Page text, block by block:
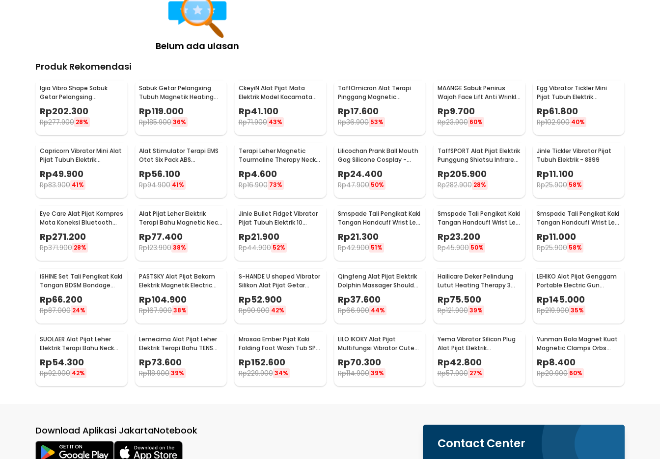
Belum ada ulasan
Produk Rekomendasi
Igia Vibro Shape Sabuk
Getar Pelangsing
Professional Slimming 55W
- MC0138
Rp202.300
Rp277.900 28%
Sabuk Getar Pelangsing
Tubuh Magnetik Heating
X5
Rp119.000
Rp185.90036%
CkeyiN Alat Pijat Mata
Elektrik Model Kacamata
Rp41.100
Rp71.900 43%
TaffOmicron Alat Terapi
Pinggang Magnetic
Tourmaline Nylon Size L
Rp17.600
Rp36.900 53%
MAANGE Sabuk Penirus
Wajah Face Lift Anti Wrinkle
Rp9.700
Rp23.900 60%
Egg Vibrator Tickler Mini
Pijat Tubuh Elektrik
Multifungsi with Remote -
11829
Rp61.800
Rp102.900 40%
Capricorn Vibrator Mini Alat
Pijat Tubuh Elektrik
Rp49.900
Rp83.900 41%
Alat Stimulator Terapi EMS
Otot Six Pack ABS
Abdominal Muscle - 068R2
Rp56.100
Rp94.900 41%
Terapi Leher Magnetic
Tourmaline Therapy Neck
Massager - DA-3484
Rp4.600
Rp16.900 73%
Lilicochan Prank Ball Mouth
Gag Silicone Cosplay -
Rp24.400
Rp47.900 50%
TaffSPORT Alat Pijat Elektrik
Punggung Shiatsu Infrared
Rp205.900
Rp282.900 28%
Jinle Tickler Vibrator Pijat
Tubuh Elektrik - 8899
Rp11.100
Rp25.900 58%
Eye Care Alat Pijat Kompres
Mata Koneksi Bluetooth
Rp271.200
Rp371.900 28%
Alat Pijat Leher Elektrik
Terapi Bahu Magnetic Neck
Rp77.400
Rp123.90038%
Jinle Bullet Fidget Vibrator
Pijat Tubuh Elektrik 10
Rp21.900
Rp44.900 52%
Smspade Tali Pengikat Kaki
Tangan Handcuff Wrist Leg
BDSM - PCT4
Rp21.300
Rp42.900 51%
Smspade Tali Pengikat Kaki
Tangan Handcuff Wrist Leg
BDSM - 00632
Rp23.200
Rp45.900 50%
Smspade Tali Pengikat Kaki
Tangan Handcuff Wrist Leg
Rp11.000
Rp25.900 58%
iSHINE Set Tali Pengikat Kaki
Tangan BDSM Bondage
Sets Rope - BD15
Rp66.200
Rp87.000 24%
PASTSKY Alat Pijat Bekam
Elektrik Magnetik Electric
Rp104.900
Rp167.90038%
S-HANDE U shaped Vibrator
Silikon Alat Pijat Getar
Rp52.900
Rp90.900 42%
Qingfeng Alat Pijat Elektrik
Dolphin Massager Shoulder
Vibration USB - HK668
Rp37.600
Rp66.900 44%
Hailicare Deker Pelindung
Lutut Heating Therapy 3
Rp75.500
Rp121.900 39%
LEHIKO Alat Pijat Genggam
Portable Electric Gun
KH-320
Rp145.000
Rp219.90035%
SUOLAER Alat Pijat Leher
Elektrik Terapi Bahu Neck
Massager - KS-996-1D
Rp54.300
Rp92.900 42%
Lemecima Alat Pijat Leher
Elektrik Terapi Bahu TENS
Neck Massager - JT-808
Rp73.600
Rp118.90039%
Mrosaa Ember Pijat Kaki
Folding Foot Wash Tub SPA
Sauna Massage Bucket -
7981
Rp152.600
Rp229.900 34%
LILO IKOKY Alat Pijat
Multifungsi Vibrator Cute
Pig Electric - HL-1907
Rp70.300
Rp114.90039%
Yema Vibrator Silicon Plug
Alat Pijat Elektrik
Multifungsi - A1582
Rp42.800
Rp57.900 27%
Yunman Bola Magnet Kuat
Magnetic Clamps Orbs
Multifungsi 1cm 2 PCS -
BD05
Rp8.400
Rp20.900 60%
Contact Center
Download Aplikasi JakartaNotebook